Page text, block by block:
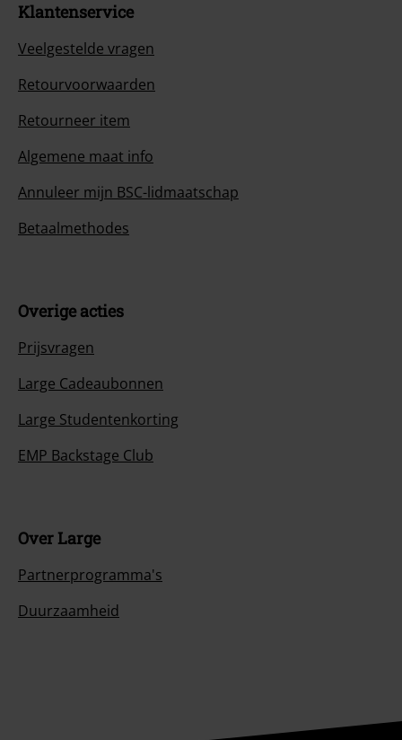
Klantenservice
Veelgestelde vragen
Retourvoorwaarden
Retourneer item
Algemene maat info
Annuleer mijn BSC-lidmaatschap
Betaalmethodes
Overige acties
Prijsvragen
Large Cadeaubonnen
Large Studentenkorting
EMP Backstage Club
Over Large
Partnerprogramma's
Duurzaamheid